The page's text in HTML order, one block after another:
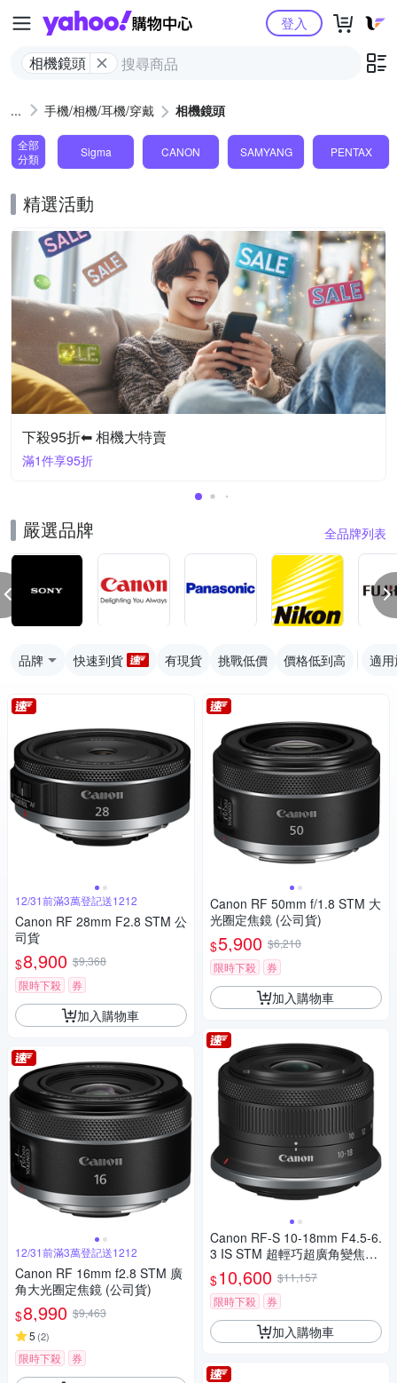
Yahoo購物中心
相機鏡頭
登入
手機/相機/耳機/穿戴 相機鏡頭
全部
分類
Sigma CANON SAMYANG PENTAX
精選活動
下殺95折⬅︎ 相機大特賣
滿1件享95折
嚴選品牌 全品牌列表
品牌 快速到貨 有現貨 挑戰低價 價格低到高 適
12/31前滿3萬登記送1212
Canon RF 28mm F2.8 STM 公
司貨
$8,900 $9,368
限時下殺
券
加入購物車
12/31前滿3萬登記送1212
Canon RF 16mm f2.8 STM 廣
角大光圈定焦鏡 (公司貨)
$8,990 $9,463
5 (2)
限時下殺 券
Canon RF 50mm f/1.8 STM 大
光圈定焦鏡 (公司貨)
$5,900 $6,210
限時下殺
券
加入購物車
Canon RF-S 10-18mm F4.5-6.
3 IS STM 超輕巧超廣角變焦鏡
頭 公司貨
$10,600 $11,157
限時下殺
券
加入購物車